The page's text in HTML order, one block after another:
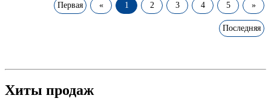
Первая « 1 2 3 4 5 »
Последняя
Хиты продаж